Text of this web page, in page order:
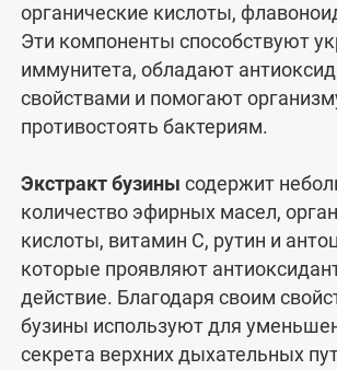
органические кислоты,
Эти компоненты способствуют
иммунитета, обладают
свойствами и помогают
противостоять бактериям.
Экстракт бузины содержит
количество эфирных масел,
кислоты, витамин С, рутин и
которые проявляют
действие. Благодаря своим
бузины используют для
секрета верхних дыхательных